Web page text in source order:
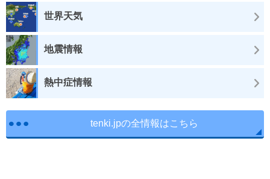
世界天気
地震情報
熱中症情報
tenki.jpの全情報はこちら